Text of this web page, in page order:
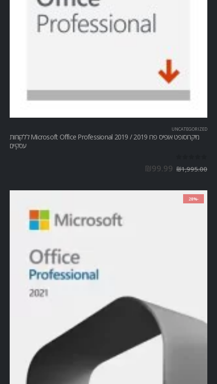
UNCATEGORIZED
מיקרוסופט אופיס פרו Microsoft Office Professional 2019 / 2019 ללקוחות
עסקיים
₪1,995.00
₪99.99
-28%